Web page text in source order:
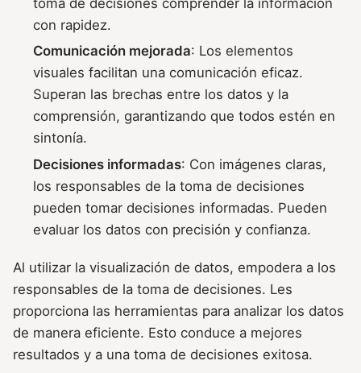
con rapidez.
Comunicación mejorada: Los elementos
visuales facilitan una comunicación eficaz.
Superan las brechas entre los datos y la
comprensión, garantizando que todos estén en
sintonía.
Decisiones informadas: Con imágenes claras,
los responsables de la toma de decisiones
pueden tomar decisiones informadas. Pueden
evaluar los datos con precisión y confianza.
Al utilizar la visualización de datos, empodera a los
responsables de la toma de decisiones. Les
proporciona las herramientas para analizar los datos
de manera eficiente. Esto conduce a mejores
resultados y a una toma de decisiones exitosa.